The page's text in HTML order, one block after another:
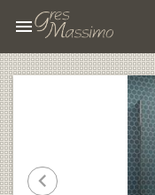
menu
chevron_left